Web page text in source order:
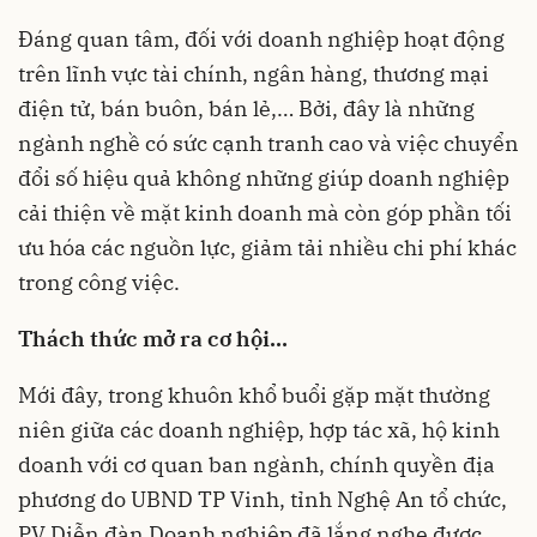
Đáng quan tâm, đối với doanh nghiệp hoạt động
trên lĩnh vực tài chính, ngân hàng, thương mại
điện tử, bán buôn, bán lẻ,… Bởi, đây là những
ngành nghề có sức cạnh tranh cao và việc chuyển
đổi số hiệu quả không những giúp doanh nghiệp
cải thiện về mặt kinh doanh mà còn góp phần tối
ưu hóa các nguồn lực, giảm tải nhiều chi phí khác
trong công việc.
Thách thức mở ra cơ hội…
Mới đây, trong khuôn khổ buổi gặp mặt thường
niên giữa các doanh nghiệp, hợp tác xã, hộ kinh
doanh với cơ quan ban ngành, chính quyền địa
phương do UBND TP Vinh, tỉnh Nghệ An tổ chức,